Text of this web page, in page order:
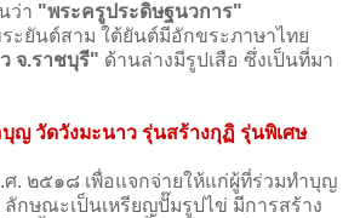
ว่า "พระครูประดิษฐนวการ"
ะยันต์สาม ใต้ยันต์มีอักขระภาษาไทย
จ.ราชบุรี" ด้านล่างมีรูปเสือ ซึ่งเป็นที่มา
ญ วัดวังมะนาว รุ่นสร้างกุฏิ รุ่นพิเศษ
๕๑๘ เพื่อแจกจ่ายให้แก่ผู้ที่ร่วมทำบุญ
กษณะเป็นเหรียญปั๊มรูปไข่ มีการสร้าง